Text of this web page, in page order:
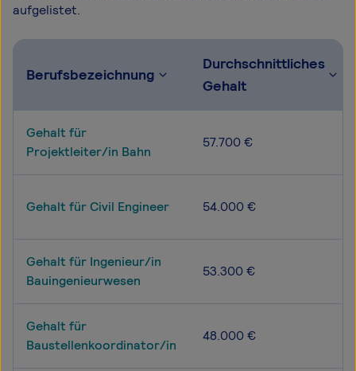
aufgelistet.
Berufsbezeichnung
Durchschnittliches
Gehalt
Gehalt für
Projektleiter/in Bahn
57.700 €
Gehalt für Civil Engineer 54.000 €
Gehalt für Ingenieur/in
Bauingenieurwesen
53.300 €
Gehalt für
Baustellenkoordinator/in
48.000 €